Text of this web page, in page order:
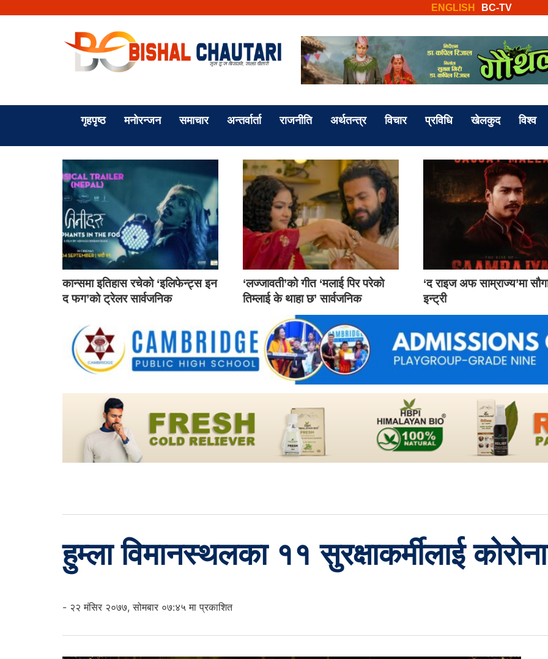
BC-TV
ENGLISH
गृहपृष्ठ मनोरन्जन समाचार अन्तर्वार्ता राजनीति अर्थतन्त्र विचार प्रविधि खेलकुद विश्व
कान्समा इतिहास रचेको ‘इलिफेन्ट्स इन
द फग’को ट्रेलर सार्वजनिक
‘लज्जावती’को गीत ‘मलाई पिर परेको
तिम्लाई के थाहा छ’ सार्वजनिक
‘द राइज अफ साम्राज्य’मा
इन्ट्री
हुम्ला विमानस्थलका ११ सुरक्षाकर्मीलाई
- २२ मंसिर २०७७, सोमबार ०७:४५ मा प्रकाशित